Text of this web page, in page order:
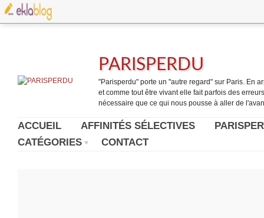
PARISPERDU
"Parisperdu" porte un "autre regard" sur Paris. En
et comme tout être vivant elle fait parfois des
nécessaire que ce qui nous pousse à aller de
ACCUEIL AFFINITÉS SÉLECTIVES
CATÉGORIES
CONTACT